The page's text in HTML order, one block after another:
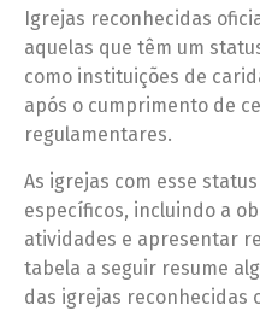
Igrejas reconhecidas
aquelas que têm um
como instituições de
após o cumprimento de
regulamentares.
As igrejas com esse
específicos, incluindo a
atividades e apresentar
tabela a seguir resume
das igrejas reconhecidas